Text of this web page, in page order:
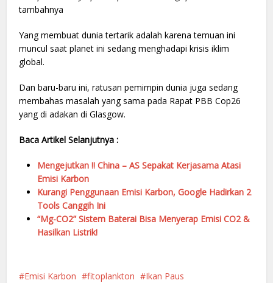
tambahnya
Yang membuat dunia tertarik adalah karena temuan ini
muncul saat planet ini sedang menghadapi krisis iklim
global.
Dan baru-baru ini, ratusan pemimpin dunia juga sedang
membahas masalah yang sama pada Rapat PBB Cop26
yang di adakan di Glasgow.
Baca Artikel Selanjutnya :
Mengejutkan !! China – AS Sepakat Kerjasama Atasi
Emisi Karbon
Kurangi Penggunaan Emisi Karbon, Google Hadirkan 2
Tools Canggih Ini
“Mg-CO2” Sistem Baterai Bisa Menyerap Emisi CO2 &
Hasilkan Listrik!
Emisi Karbon fitoplankton Ikan Paus